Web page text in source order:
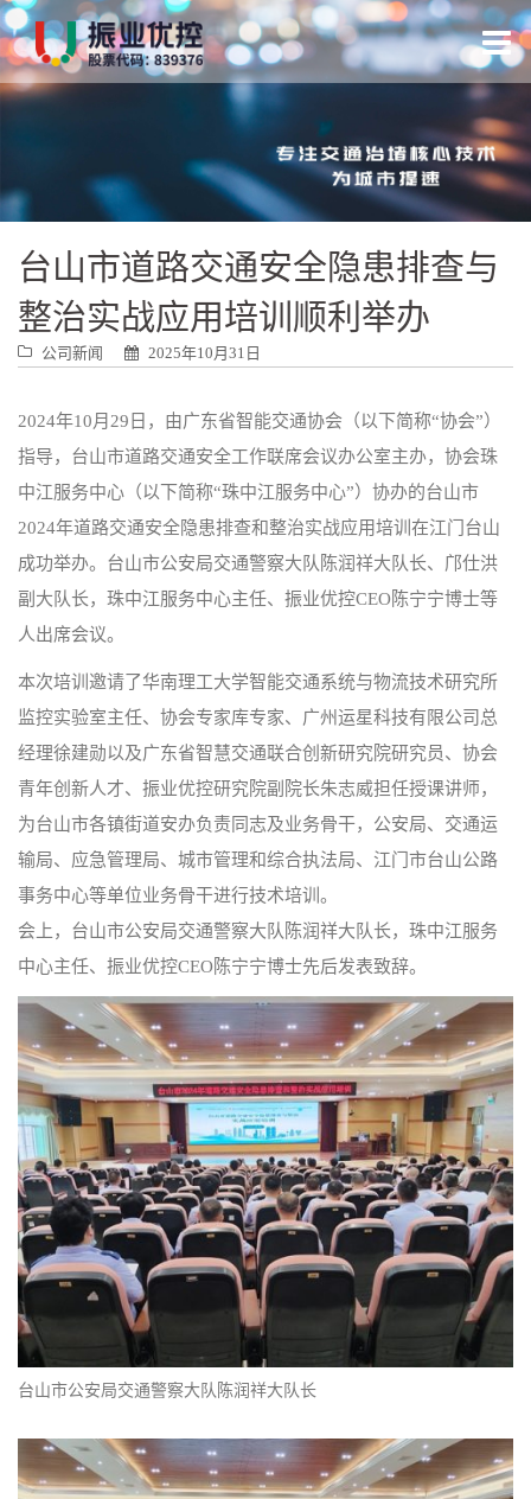
跳
转
到
内
台山市道路交通安全隐患排查与
整治实战应用培训顺利举办
公司新闻 2025年10月31日
2024年10月29日，由广东省智能交通协会（以下简称“协会”）
指导，台山市道路交通安全工作联席会议办公室主办，协会珠
中江服务中心（以下简称“珠中江服务中心”）协办的台山市
2024年道路交通安全隐患排查和整治实战应用培训在江门台山
成功举办。台山市公安局交通警察大队陈润祥大队长、邝仕洪
副大队长，珠中江服务中心主任、振业优控CEO陈宁宁博士等
人出席会议。
本次培训邀请了华南理工大学智能交通系统与物流技术研究所
监控实验室主任、协会专家库专家、广州运星科技有限公司总
经理徐建勋以及广东省智慧交通联合创新研究院研究员、协会
青年创新人才、振业优控研究院副院长朱志威担任授课讲师，
为台山市各镇街道安办负责同志及业务骨干，公安局、交通运
输局、应急管理局、城市管理和综合执法局、江门市台山公路
事务中心等单位业务骨干进行技术培训。
会上，台山市公安局交通警察大队陈润祥大队长，珠中江服务
中心主任、振业优控CEO陈宁宁博士先后发表致辞。
台山市公安局交通警察大队陈润祥大队长